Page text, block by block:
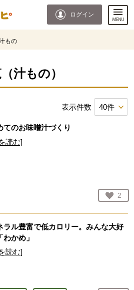
ログイン
もの
汁もの）
表示件数
てのお味噌汁づくり
読む]
お気
2
人
ラル豊富で低カロリー。みんな大好
わかめ」
読む]